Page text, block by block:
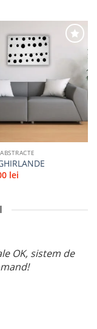
Adaugă
la
favorite
lei
OK, sistem de